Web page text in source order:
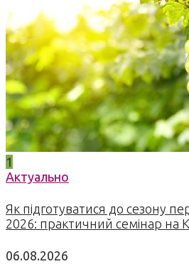
1
Актуально
Як підготуватися до сезону
2026: практичний семінар на
06.08.2026